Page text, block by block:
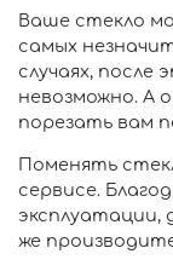
Ваше стекло
самых
случаях, после
невозможно. А
порезать вам
Поменять
сервисе.
же